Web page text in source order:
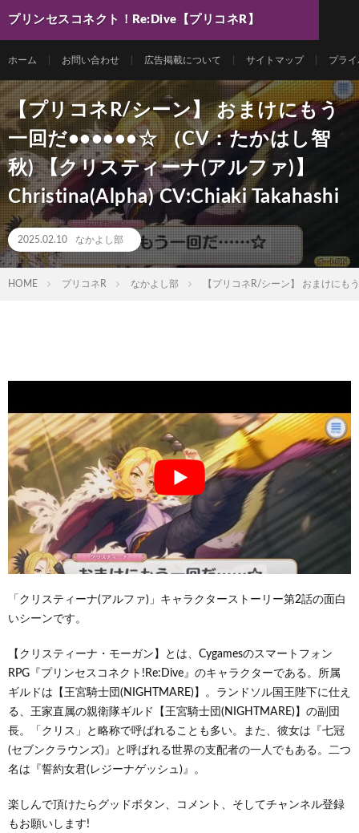
プリンセスコネクト！Re:Dive【プリコネR】
ホーム お問い合わせ 広告掲載について サイトマップ プラ
【プリコネR/シーン】 おまけにもう
一回だ••••••☆ （CV：たかはし智
秋) 【クリスティーナ(アルファ)】
Christina(Alpha) CV:Chiaki Takahashi
2025.02.10 なかよし部
HOME プリコネR なかよし部 【プリコネR/シーン】 おまけにも
「クリスティーナ(アルファ)」キャラクターストーリー第2話の面白
いシーンです。
【クリスティーナ・モーガン】とは、Cygamesのスマートフォン
RPG『プリンセスコネクト!Re:Dive』のキャラクターである。所属
ギルドは【王宮騎士団(NIGHTMARE)】。ランドソル国王陛下に仕え
る、王家直属の親衛隊ギルド【王宮騎士団(NIGHTMARE)】の副団
長。「クリス」と略称で呼ばれることも多い。また、彼女は『七冠
(セブンクラウンズ)』と呼ばれる世界の支配者の一人でもある。二つ
名は『誓約女君(レジーナゲッシュ)』。
楽しんで頂けたらグッドボタン、コメント、そしてチャンネル登録
もお願いします!